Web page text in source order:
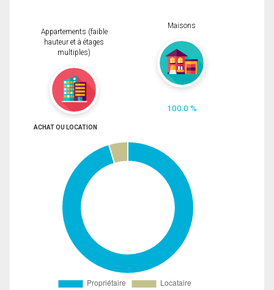
Appartements (faible
hauteur et à étages
multiples)
Maisons
100.0 %
ACHAT OU LOCATION